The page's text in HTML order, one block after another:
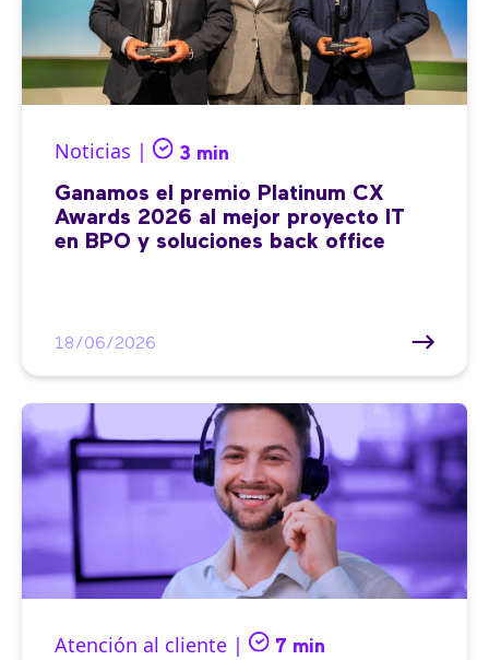
Noticias | 3 min
Ganamos el premio Platinum CX
Awards 2026 al mejor proyecto IT
en BPO y soluciones back office
18/06/2026
Atención al cliente | 7 min